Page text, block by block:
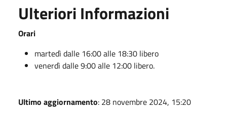
Ulteriori Informazioni
Orari
martedì dalle 16:00 alle 18:30 libero
venerdì dalle 9:00 alle 12:00 libero.
Ultimo aggiornamento: 28 novembre 2024, 15:20